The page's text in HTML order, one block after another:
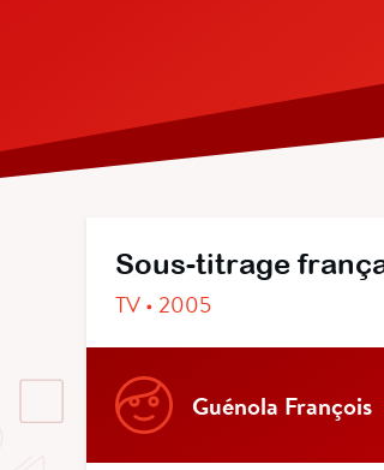
Sous-titrage
TV • 2005
Guénola François